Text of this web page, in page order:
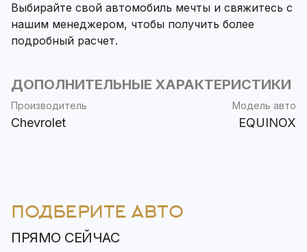
Выбирайте свой автомобиль мечты и свяжитесь с
нашим менеджером, чтобы получить более
подробный расчет.
ДОПОЛНИТЕЛЬНЫЕ ХАРАКТЕРИСТИКИ
Производитель
Chevrolet
Модель авто
EQUINOX
ПОДБЕРИТЕ АВТО
ПРЯМО СЕЙЧАС